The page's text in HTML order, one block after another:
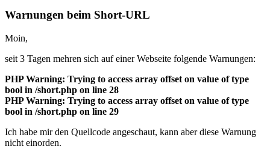
Warnungen beim Short-URL
Moin,
seit 3 Tagen mehren sich auf einer Webseite folgende Warnungen:
PHP Warning: Trying to access array offset on value of type
bool in /short.php on line 28
PHP Warning: Trying to access array offset on value of type
bool in /short.php on line 29
Ich habe mir den Quellcode angeschaut, kann aber diese Warnung
nicht einorden.